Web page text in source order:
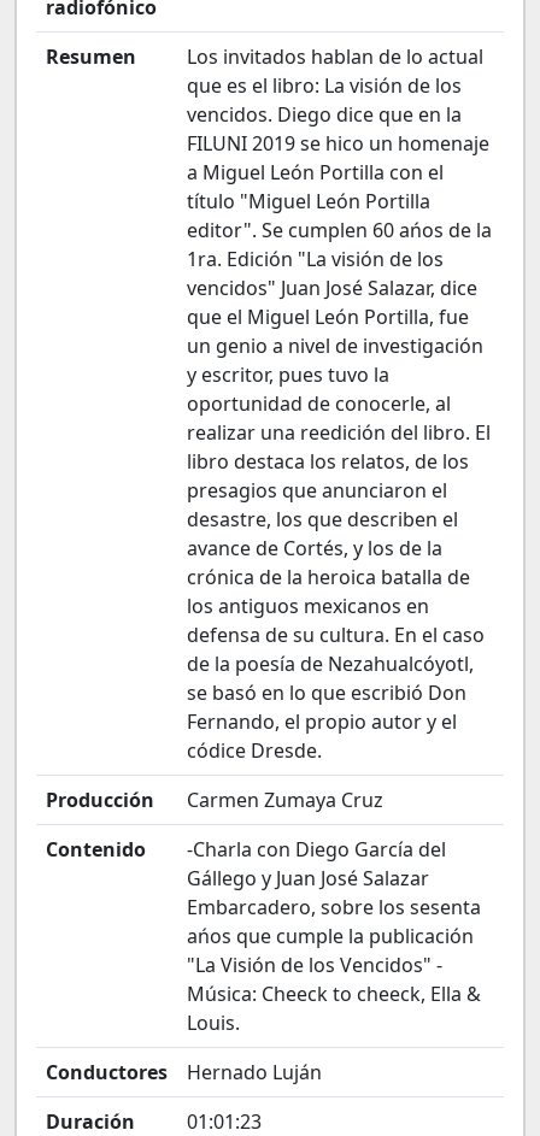
radiofónico
Resumen
Los invitados hablan de lo actual
que es el libro: La visión de los
vencidos. Diego dice que en la
FILUNI 2019 se hico un homenaje
a Miguel León Portilla con el
título "Miguel León Portilla
editor". Se cumplen 60 ańos de la
1ra. Edición "La visión de los
vencidos" Juan José Salazar, dice
que el Miguel León Portilla, fue
un genio a nivel de investigación
y escritor, pues tuvo la
oportunidad de conocerle, al
realizar una reedición del libro. El
libro destaca los relatos, de los
presagios que anunciaron el
desastre, los que describen el
avance de Cortés, y los de la
crónica de la heroica batalla de
los antiguos mexicanos en
defensa de su cultura. En el caso
de la poesía de Nezahualcóyotl,
se basó en lo que escribió Don
Fernando, el propio autor y el
códice Dresde.
Producción
Carmen Zumaya Cruz
Contenido
-Charla con Diego García del
Gállego y Juan José Salazar
Embarcadero, sobre los sesenta
ańos que cumple la publicación
"La Visión de los Vencidos" -
Música: Cheeck to cheeck, Ella &
Louis.
Conductores
Hernado Luján
Duración
01:01:23